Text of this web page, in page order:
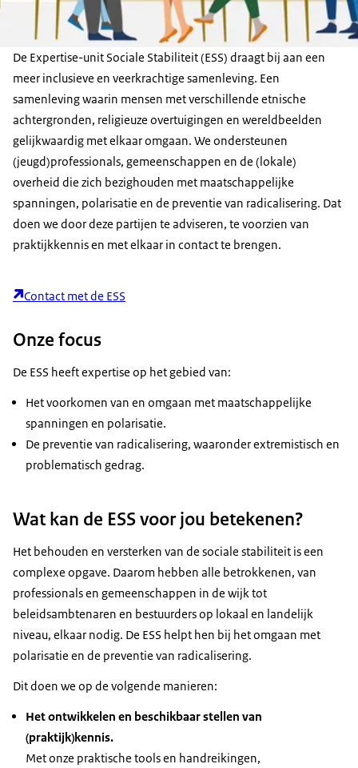
De Expertise-unit Sociale Stabiliteit (ESS) draagt bij aan een
meer inclusieve en veerkrachtige samenleving. Een
samenleving waarin mensen met verschillende etnische
achtergronden, religieuze overtuigingen en wereldbeelden
gelijkwaardig met elkaar omgaan. We ondersteunen
(jeugd)professionals, gemeenschappen en de (lokale)
overheid die zich bezighouden met maatschappelijke
spanningen, polarisatie en de preventie van radicalisering. Dat
doen we door deze partijen te adviseren, te voorzien van
praktijkkennis en met elkaar in contact te brengen.
Contact met de ESS
Onze focus
De ESS heeft expertise op het gebied van:
Het voorkomen van en omgaan met maatschappelijke
spanningen en polarisatie.
De preventie van radicalisering, waaronder extremistisch en
problematisch gedrag.
Wat kan de ESS voor jou betekenen?
Het behouden en versterken van de sociale stabiliteit is een
complexe opgave. Daarom hebben alle betrokkenen, van
professionals en gemeenschappen in de wijk tot
beleidsambtenaren en bestuurders op lokaal en landelijk
niveau, elkaar nodig. De ESS helpt hen bij het omgaan met
polarisatie en de preventie van radicalisering.
Dit doen we op de volgende manieren:
Het ontwikkelen en beschikbaar stellen van
(praktijk)kennis.
Met onze praktische tools en handreikingen,